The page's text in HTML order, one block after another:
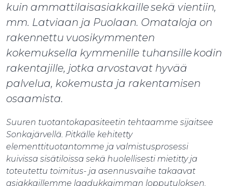
kuin ammattilaisasiakkaille sekä vientiin,
mm. Latviaan ja Puolaan. Omataloja on
rakennettu vuosikymmenten
kokemuksella kymmenille tuhansille kodin
rakentajille, jotka arvostavat hyvää
palvelua, kokemusta ja rakentamisen
osaamista.
Suuren tuotantokapasiteetin tehtaamme sijaitsee
Sonkajärvellä. Pitkälle kehitetty
elementtituotantomme ja valmistusprosessi
kuivissa sisätiloissa sekä huolellisesti mietitty ja
toteutettu toimitus- ja asennusvaihe takaavat
asiakkaillemme laadukkaimman lopputuloksen.